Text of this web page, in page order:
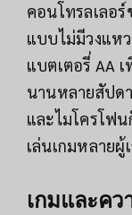
คอนโทรลเลอ
แบบไม่มีวงแห
แบตเตอรี่ AA
นานหลายสัปด
และไมโครโฟน
เล่นเกมหลาย
เกมและคว